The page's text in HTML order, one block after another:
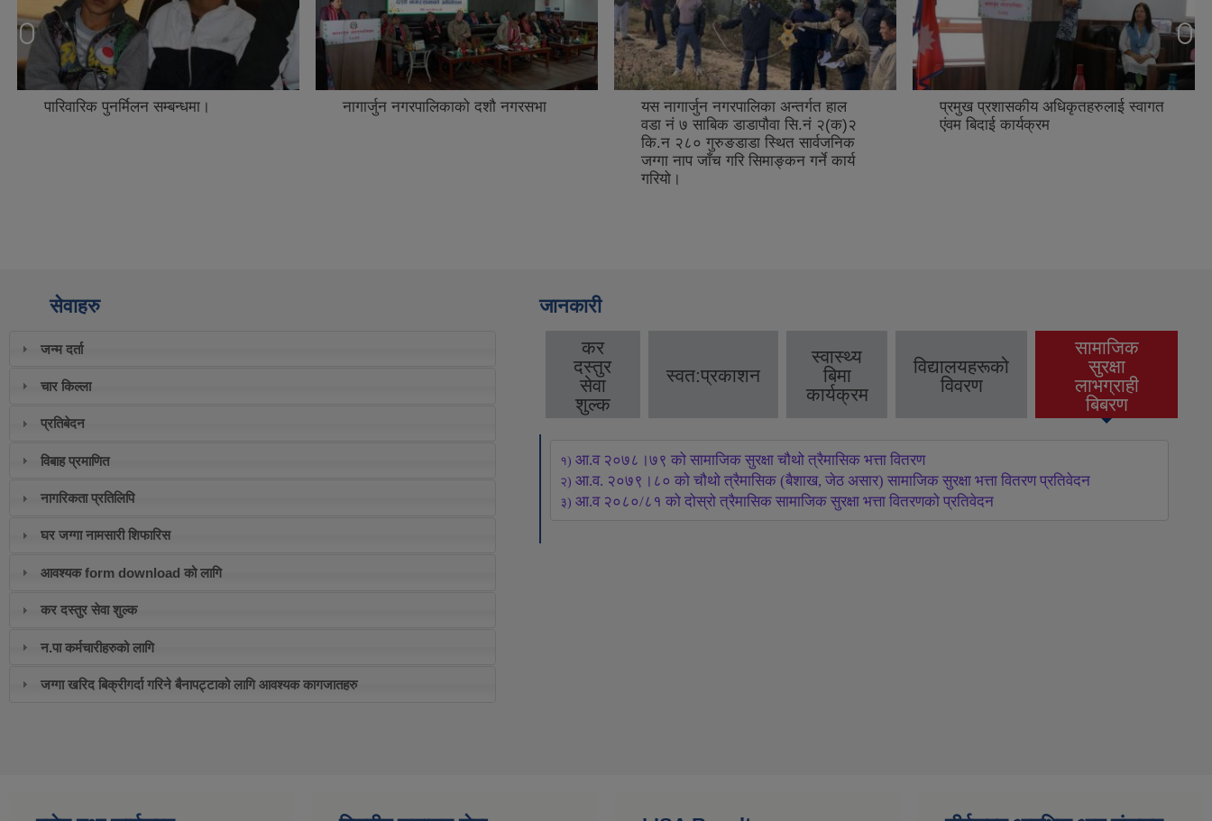
पारिवारिक पुनर्मिलन सम्बन्धमा। नागार्जुन नगरपालिकाको दशौ नगरसभा
यस नागार्जुन नगरपालिका अन्तर्गत हाल
वडा नं ७ साबिक डाडापौवा सि.नं २(क)२
कि.न २८० गुरुङडाडा स्थित सार्वजनिक
जग्गा नाप जाँच गरि सिमाङ्कन गर्ने कार्य
गरियो।
प्रमुख प्रशासकीय अधिकृतहरुलाई स्वागत
एंवम बिदाई कार्यक्रम
सेवाहरु
जन्म दर्ता
चार किल्ला
प्रतिबेदन
विबाह प्रमाणित
नागरिकता प्रतिलिपि
घर जग्गा नामसारी शिफारिस
आवश्यक form download को लागि
कर दस्तुर सेवा शुल्क
न.पा कर्मचारीहरुको लागि
जग्गा खरिद बिक्रीगर्दा गरिने बैनापट्टाको लागि आवश्यक कागजातहरु
जानकारी
कर
दस्तुर
सेवा
शुल्क
स्वत:प्रकाशन
स्वास्थ्य
बिमा
कार्यक्रम
विद्यालयहरूको
विवरण
सामाजिक
सुरक्षा
लाभग्राही
बिबरण
(active tab)
१) आ.व २०७८।७९ को सामाजिक सुरक्षा चौथो त्रैमासिक भत्ता वितरण
२) आ.व. २०७९।८० को चौथो त्रैमासिक (बैशाख, जेठ असार) सामाजिक सुरक्षा भत्ता वितरण प्रतिवेदन
३) आ.व २०८०/८१ को दोस्रो त्रैमासिक सामाजिक सुरक्षा भत्ता वितरणको प्रतिवेदन